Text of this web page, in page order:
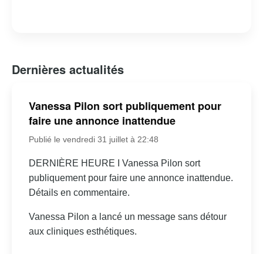
Dernières actualités
Vanessa Pilon sort publiquement pour
faire une annonce inattendue
Publié le vendredi 31 juillet à 22:48
DERNIÈRE HEURE I Vanessa Pilon sort
publiquement pour faire une annonce inattendue.
Détails en commentaire.
Vanessa Pilon a lancé un message sans détour
aux cliniques esthétiques.